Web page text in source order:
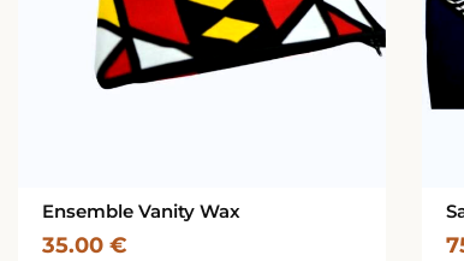
Ensemble Vanity Wax
35.00 €